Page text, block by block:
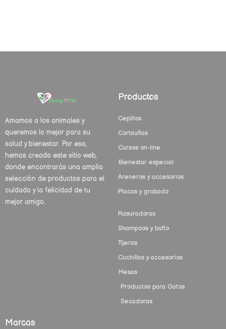
Amamos a los animales y
queremos lo mejor para su
salud y bienestar. Por eso,
hemos creado este sitio web,
donde encontrarás una amplia
selección de productos para el
cuidado y la felicidad de tu
mejor amigo.
Productos
Cepillos
Cortauñas
Cursos on-line
Bienestar especial
Areneros y accesorios
Placas y grabado
Rasuradoras
Shampoos y baño
Tijeras
Cuchillas y accesorios
Mesas
Productos para Gatos
Secadoras
Marcas